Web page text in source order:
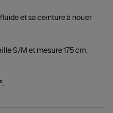
et sa ceinture à nouer
S/M et mesure 175 cm.